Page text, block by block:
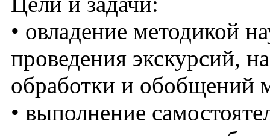
• овладение методикой
проведения экскурсий,
обработки и обобщений
• выполнение